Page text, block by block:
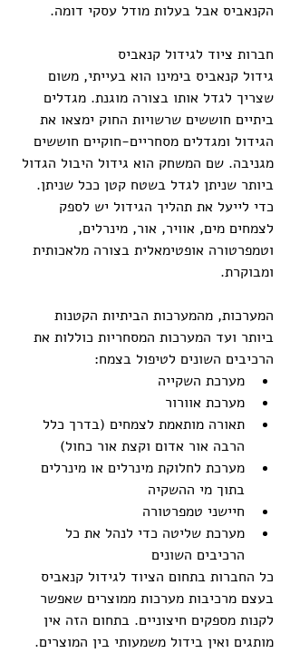
הקנאביס אבל בעלות מודל עסקי דומה.
חברות ציוד לגידול קנאביס
גידול קנאביס בימינו הוא בעייתי, משום
שצריך לגדל אותו בצורה מוגנת. מגדלים
ביתיים חוששים שרשויות החוק ימצאו את
הגידול ומגדלים מסחריים-חוקיים חוששים
מגניבה. שם המשחק הוא גידול היבול הגדול
ביותר שניתן לגדל בשטח קטן ככל שניתן.
כדי לייעל את תהליך הגידול יש לספק
לצמחים מים, אוויר, אור, מינרלים,
וטמפרטורה אופטימאלית בצורה מלאכותית
ומבוקרת.
המערכות, מהמערכות הביתיות הקטנות
ביותר ועד המערכות המסחריות כוללות את
הרכיבים השונים לטיפול בצמח:
מערכת השקייה
מערכת אוורור
תאורה מותאמת לצמחים (בדרך כלל
הרבה אור אדום וקצת אור כחול)
מערכת לחלוקת מינרלים או מינרלים
בתוך מי ההשקיה
חיישני טמפרטורה
מערכת שליטה כדי לנהל את כל
הרכיבים השונים
כל החברות בתחום הציוד לגידול קנאביס
בעצם מרכיבות מערכות ממוצרים שאפשר
לקנות מספקים חיצוניים. בתחום הזה אין
מותגים ואין בידול משמעותי בין המוצרים.